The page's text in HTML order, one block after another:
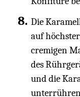
Die
auf
cremigen
des
und die